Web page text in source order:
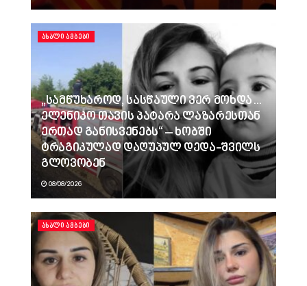
ᲐᲮᲐᲚᲘ ᲐᲛᲑᲔᲑᲘ
„სამწუხაროდ, სასწაული ვერ მოხდა…
ელენიკო თავის პატარა ლაზარესთან
ერთად განისვენებს“ – ხობში
ტრაგიკულად დაღუპულ დედა-შვილს
გლოვობენ
08/08/2026
ᲐᲮᲐᲚᲘ ᲐᲛᲑᲔᲑᲘ